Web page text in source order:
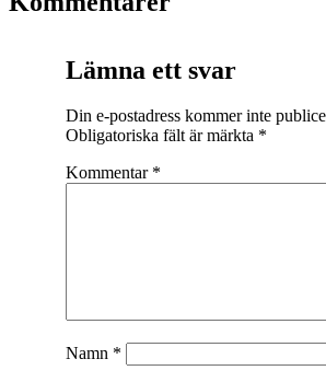
Lämna ett svar
Din e-postadress kommer inte
Obligatoriska fält är märkta *
Kommentar *
Namn *